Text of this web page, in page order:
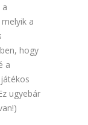
a
a
hogy
a
ugyebár